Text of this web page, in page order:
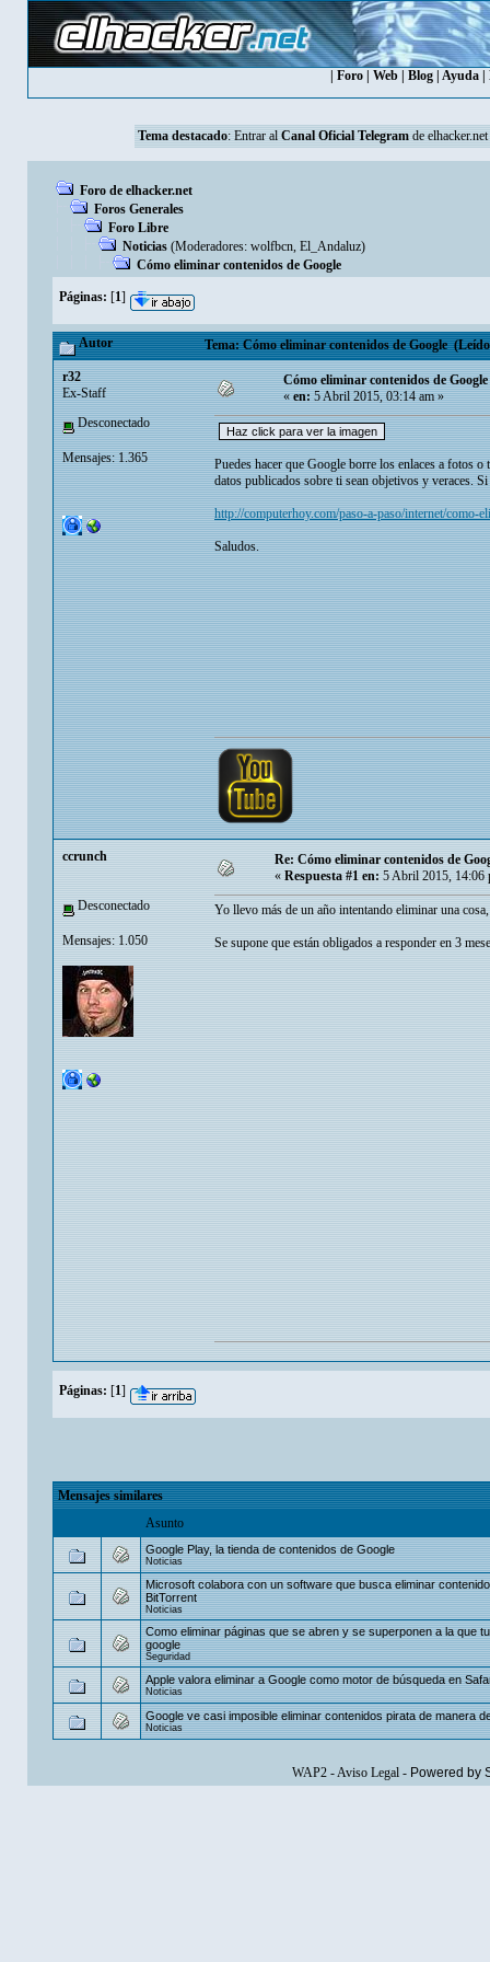
Foro| Web| Blog| Ayuda|
Tema destacado: Entrar al Canal Oficial Telegramde elhacker.net
Foro de elhacker.net
Foros Generales
Foro Libre
Noticias (Moderadores: wolfbcn, El_Andaluz)
Cómo eliminar contenidos de Google
Páginas: [1]
Autor Tema: Cómo eliminar contenidos de Google (Leído
r32
Ex-Staff
Desconectado
Mensajes: 1.365
Cómo eliminar contenidos de Google
«en:5 Abril 2015, 03:14 am »
Puedes hacer que Google borre los enlaces a fotos
datos publicados sobre ti sean objetivos y veraces.
http://computerhoy.com/paso-a-paso/internet/como-
Saludos.
ccrunch
Desconectado
Mensajes: 1.050
Re: Cómo eliminar contenidos de
« Respuesta #1 en: 5 Abril 2015, 14:06
Yo llevo más de un año intentando eliminar una
Se supone que están obligados a responder en 3
Páginas: [1]
Mensajes similares
Asunto
Google Play, la tienda de contenidos de Google
Noticias
Microsoft colabora con un software que busca eliminar
BitTorrent
Noticias
Como eliminar páginas que se abren y se superponen a la que
google
Seguridad
Apple valora eliminar a Google como motor de búsqueda en
Noticias
Google ve casi imposible eliminar contenidos pirata de manera
Noticias
WAP2-Aviso Legal- Powered by